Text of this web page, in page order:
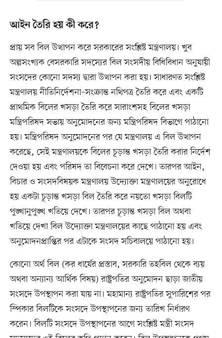
আইন তৈরি হয় কী করে?
প্রায় সব বিল উত্থাপন করে সরকারের সংশ্লিষ্ট মন্ত্রণালয়। খুব
অল্পসংখ্যক বেসরকারি সদস্যের বিল সংসদীয় বিধিবিধান অনুযায়ী
সংসদের কোনো সদস্য দ্বারা উত্থাপন করা হয়। সাধারণত সংশ্লিষ্ট
মন্ত্রণালয় নীতিনির্দেশনা–সংক্রান্ত নথিপত্র তৈরি করে এবং একটি
প্রাথমিক বিলের খসড়া তৈরি করে সারাংশসহ বিলের খসড়া
মন্ত্রিপরিষদ সভায় অনুমোদনের জন্য মন্ত্রিপরিষদ বিভাগে পাঠানো
হয়। মন্ত্রিপরিষদ অনুমোদনের পর যে মন্ত্রণালয় এ বিল উত্থাপন
করেছে, সেই মন্ত্রণালয়কে বিলের চূড়ান্ত খসড়া তৈরি করার নির্দেশ
দেওয়া হয় এবং পরিষদ তা বিবেচনা করে দেখে। তারপর আইন,
বিচার ও সংসদবিষয়ক মন্ত্রণালয় উদ্যোক্তা মন্ত্রণালয়ের অনুরোধে
হয় একটা চূড়ান্ত খসড়া বিল তৈরি করে নয়তো খসড়া বিলটি
পুঙ্খানুপুঙ্খ খতিয়ে দেখে। তারপর চূড়ান্ত খসড়া বিল অথবা
খতিয়ে দেখা বিল উদ্যোক্তা মন্ত্রণালয়ের কাছে পাঠানো হয় এবং
অনুমোদনপ্রাপ্তির পর এটাকে সংসদ সচিবালয়ে পাঠানো হয়।
কোনো অর্থ বিল (কর ধার্যের প্রস্তাব, সরকারি তহবিল থেকে ব্যয়
অথবা অন্যান্য আর্থিক বিষয়) রাষ্ট্রপতির অনুমোদন ছাড়া জাতীয়
সংসদে উপস্থাপন করা যায় না। মহামান্য রাষ্ট্রপতির সুপারিশের পর
স্পিকার বিলটিকে সংসদে উপস্থাপনের জন্য তারিখ নির্ধারণ
করেন। বিলটি সংসদে উপস্থাপনের আগে সংশ্লিষ্ট মন্ত্রী সংসদ